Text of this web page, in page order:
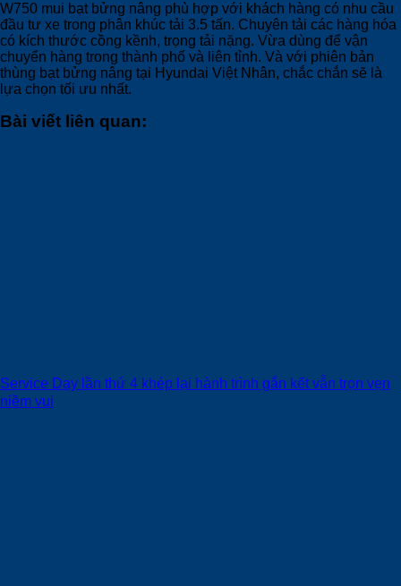
W750 mui bạt bửng nâng phù hợp với khách hàng có nhu cầu
đầu tư xe trong phân khúc tải 3.5 tấn. Chuyên tải các hàng hóa
có kích thước cồng kềnh, trọng tải nặng. Vừa dùng để vận
chuyển hàng trong thành phố và liên tỉnh. Và với phiên bản
thùng bạt bửng nâng tại Hyundai Việt Nhân, chắc chắn sẽ là
lựa chọn tối ưu nhất.
Bài viết liên quan:
Service Day lần thứ 4 khép lại hành trình gắn kết vẫn trọn vẹn
niềm vui